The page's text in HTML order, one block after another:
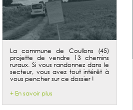
La commune de Coullons (45)
projette de vendre 13 chemins
ruraux. Si vous randonnez dans le
secteur, vous avez tout intérêt à
vous pencher sur ce dossier !
+ En savoir plus